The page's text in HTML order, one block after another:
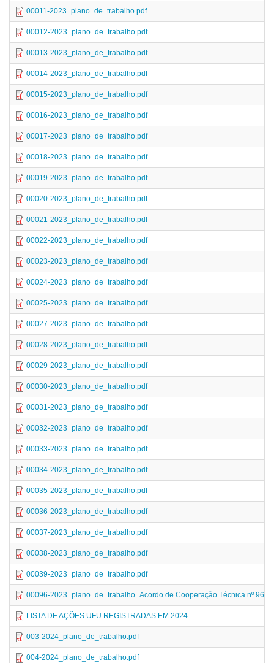
00011-2023_plano_de_trabalho.pdf
00012-2023_plano_de_trabalho.pdf
00013-2023_plano_de_trabalho.pdf
00014-2023_plano_de_trabalho.pdf
00015-2023_plano_de_trabalho.pdf
00016-2023_plano_de_trabalho.pdf
00017-2023_plano_de_trabalho.pdf
00018-2023_plano_de_trabalho.pdf
00019-2023_plano_de_trabalho.pdf
00020-2023_plano_de_trabalho.pdf
00021-2023_plano_de_trabalho.pdf
00022-2023_plano_de_trabalho.pdf
00023-2023_plano_de_trabalho.pdf
00024-2023_plano_de_trabalho.pdf
00025-2023_plano_de_trabalho.pdf
00027-2023_plano_de_trabalho.pdf
00028-2023_plano_de_trabalho.pdf
00029-2023_plano_de_trabalho.pdf
00030-2023_plano_de_trabalho.pdf
00031-2023_plano_de_trabalho.pdf
00032-2023_plano_de_trabalho.pdf
00033-2023_plano_de_trabalho.pdf
00034-2023_plano_de_trabalho.pdf
00035-2023_plano_de_trabalho.pdf
00036-2023_plano_de_trabalho.pdf
00037-2023_plano_de_trabalho.pdf
00038-2023_plano_de_trabalho.pdf
00039-2023_plano_de_trabalho.pdf
00096-2023_plano_de_trabalho_Acordo de Cooperação Técnica nº 96/
LISTA DE AÇÕES UFU REGISTRADAS EM 2024
003-2024_plano_de_trabalho.pdf
004-2024_plano_de_trabalho.pdf